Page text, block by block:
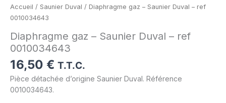
Accueil / Saunier Duval / Diaphragme gaz – Saunier Duval – ref
0010034643
Diaphragme gaz – Saunier Duval – ref
0010034643
16,50 € T.T.C.
Pièce détachée d’origine Saunier Duval. Référence
0010034643.